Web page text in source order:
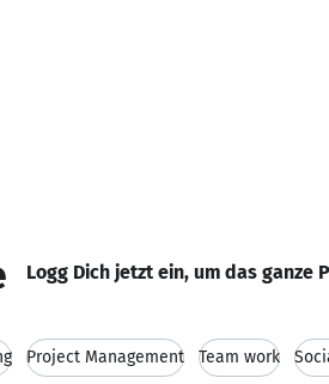
Logg Dich jetzt ein, um das ganze
Project Management Team work